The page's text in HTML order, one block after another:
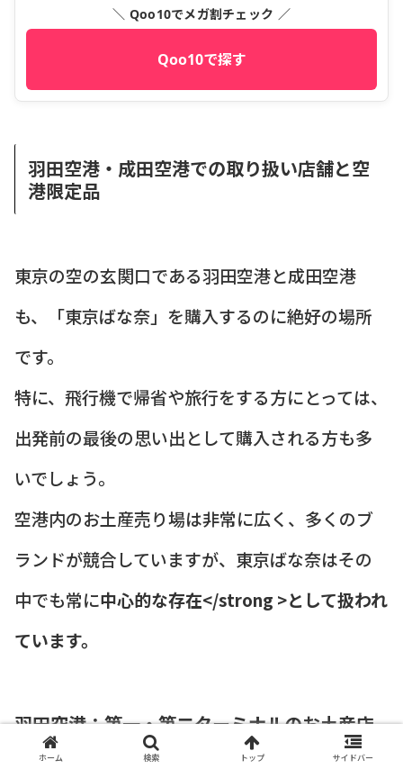
＼ Qoo10でメガ割チェック ／
Qoo10で探す
羽田空港・成田空港での取り扱い店舗と空
港限定品
東京の空の玄関口である羽田空港と成田空港
も、「東京ばな奈」を購入するのに絶好の場所
です。
特に、飛行機で帰省や旅行をする方にとっては、
出発前の最後の思い出として購入される方も多
いでしょう。
空港内のお土産売り場は非常に広く、多くのブ
ランドが競合していますが、東京ばな奈はその
中でも常に中心的な存在</strong >として扱われ
ています。
羽田空港：第一・第二ターミナルのお土産店
と限定品
ホーム 検索 トップ サイドバー